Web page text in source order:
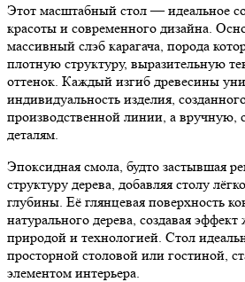
Этот масштабный стол — идеальное
красоты и современного дизайна.
массивный слэб карагача, порода
плотную структуру, выразительную
оттенок. Каждый изгиб древесины
индивидуальность изделия,
производственной линии, а
деталям.
Эпоксидная смола, будто застывшая
структуру дерева, добавляя столу
глубины. Её глянцевая поверхность
натурального дерева, создавая
природой и технологией. Стол
просторной столовой или гостиной,
элементом интерьера.